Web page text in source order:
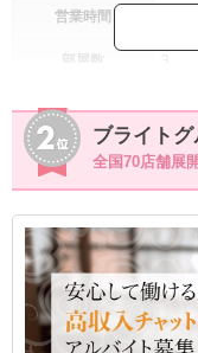
営業時間
部屋数
報酬率
在宅
登録資格
・人
・ノ
・顔
・履
・未
ブライト
全国70店舗展